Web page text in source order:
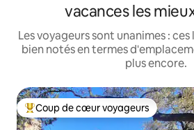
vacances les
Les voyageurs sont unanimes :
bien notés en termes
plus encore.
Coups de cœur voyageurs les plus
Coup de cœur voyageurs